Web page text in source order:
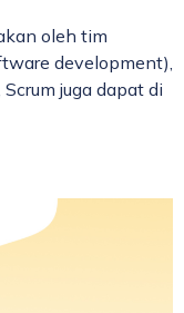
oleh tim
development),
juga dapat di